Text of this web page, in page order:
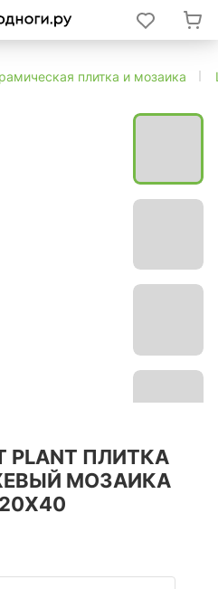
плитка и мозаика
PLANT ПЛИТКА
МОЗАИКА